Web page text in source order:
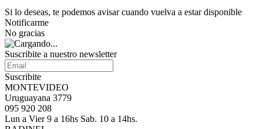
Si lo deseas, te podemos avisar cuando vuelva a estar disponible
Notificarme
No gracias
Suscribite a nuestro newsletter
Suscribite
MONTEVIDEO
Uruguayana 3779
095 920 208
Lun a Vier 9 a 16hs Sab. 10 a 14hs.